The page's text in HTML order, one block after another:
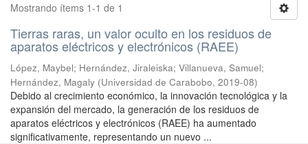
Mostrando ítems 1-1 de 1
Tierras raras, un valor oculto en los residuos de
aparatos eléctricos y electrónicos (RAEE)
López, Maybel; Hernández, Jiraleiska; Villanueva, Samuel;
Hernández, Magaly (Universidad de Carabobo, 2019-08)
Debido al crecimiento económico, la innovación tecnológica y la
expansión del mercado, la generación de los residuos de
aparatos eléctricos y electrónicos (RAEE) ha aumentado
significativamente, representando un nuevo ...